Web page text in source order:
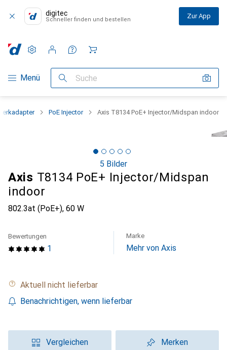
digitec
Schneller finden und bestellen Zur App
Navigation nach Kategorien
Menü Suche
Einstellungen
Kundenkonto
Vergleichslisten
Merklisten
Warenkorb
PoE Injector Axis T8134 PoE+ Injector/Midspan indoor
5 Bilder
Axis T8134 PoE+ Injector/Midspan
indoor
802.3at (PoE+), 60 W
1
Bewertungen Marke
Mehr von Axis
Aktuell nicht lieferbar
Benachrichtigen, wenn lieferbar
Vergleichen Merken